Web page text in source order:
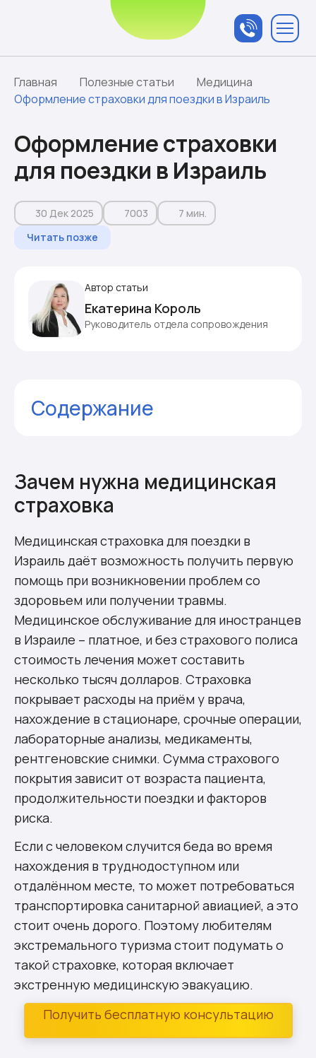
менеджером
Главная Полезные статьи
Медицина
Оформление страховки для поездки в Израиль
Оформление страховки
для поездки в Израиль
Читать позже
30 Дек 2025 7003 7 мин.
Автор статьи
Екатерина Король
Руководитель отдела сопровождения
Содержание
оформления
Стоимость страховки для российских
Комментарии
Зачем нужна медицинская
страховка
Медицинская страховка для поездки в
Израиль даёт возможность получить первую
помощь при возникновении проблем со
здоровьем или получении травмы.
Медицинское обслуживание для иностранцев
в Израиле – платное, и без страхового полиса
стоимость лечения может составить
несколько тысяч долларов. Страховка
покрывает расходы на приём у врача,
нахождение в стационаре, срочные операции,
лабораторные анализы, медикаменты,
рентгеновские снимки. Сумма страхового
покрытия зависит от возраста пациента,
продолжительности поездки и факторов
риска.
Если с человеком случится беда во время
нахождения в труднодоступном или
отдалённом месте, то может потребоваться
транспортировка санитарной авиацией, а это
стоит очень дорого. Поэтому любителям
экстремального туризма стоит подумать о
такой страховке, которая включает
экстренную медицинскую эвакуацию.
Получить бесплатную консультацию